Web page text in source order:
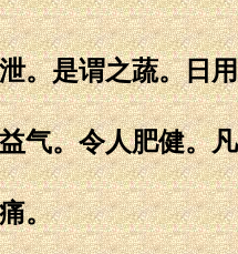
。是谓之蔬。日
气。令人肥健。
。